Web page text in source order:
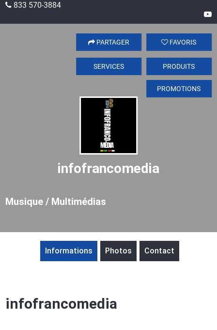
833 570-3884
infofrancomedia
Musique / Multimédias
FAVORIS
PARTAGER
PRODUITS
SERVICES
PROMOTIONS
Informations Photos Contact
infofrancomedia